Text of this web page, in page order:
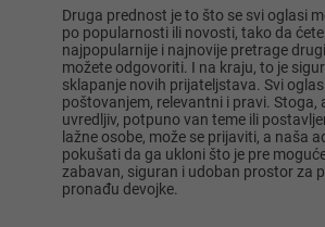
Druga prednost je to što se svi oglasi
po popularnosti ili novosti, tako da
najpopularnije i najnovije pretrage
možete odgovoriti. I na kraju, to je
sklapanje novih prijateljstava. Svi
poštovanjem, relevantni i pravi. Stoga,
uvredljiv, potpuno van teme ili
lažne osobe, može se prijaviti, a naša
pokušati da ga ukloni što je pre
zabavan, siguran i udoban prostor za
pronađu devojke.